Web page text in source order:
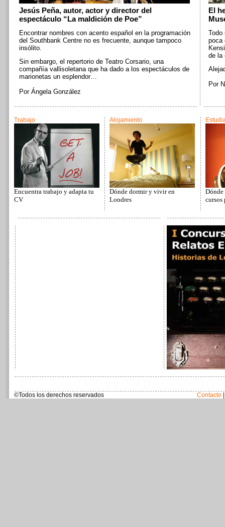
Jesús Peña, autor, actor y director del
espectáculo “La maldición de Poe”
Encontrar nombres con acento español en la programación
del Southbank Centre no es frecuente, aunque tampoco
insólito.
Sin embargo, el repertorio de Teatro Corsario, una
compañía vallisoletana que ha dado a los espectáculos de
marionetas un esplendor…
Por Ángela González
El
Todo
poca
de la
Por
Trabajo
Encuentra trabajo y adapta tu
CV
Alojamiento
Dónde dormir y vivir en
Londres
Dónde
cursos
©Todos los derechos reservados Contacto